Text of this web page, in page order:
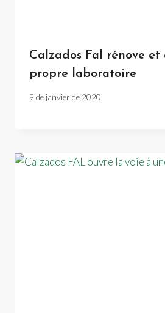
Calzados Fal rénove
propre laboratoire
9 de janvier de 2020